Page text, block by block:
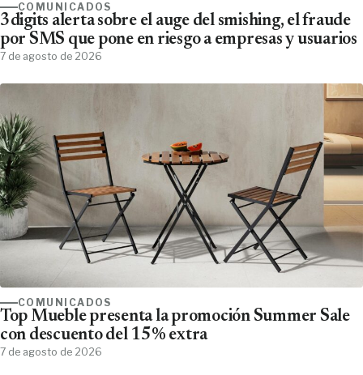
COMUNICADOS
3digits alerta sobre el auge del smishing, el fraude
por SMS que pone en riesgo a empresas y usuarios
7 de agosto de 2026
COMUNICADOS
Top Mueble presenta la promoción Summer Sale
con descuento del 15% extra
7 de agosto de 2026